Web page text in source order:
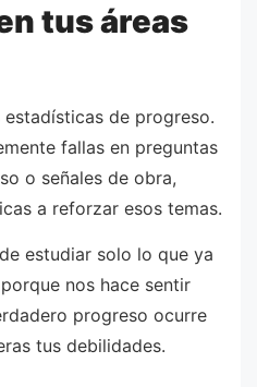
tus áreas
de progreso.
fallas en preguntas
o señales de obra,
a reforzar esos temas.
estudiar solo lo que ya
nos hace sentir
progreso ocurre
tus debilidades.